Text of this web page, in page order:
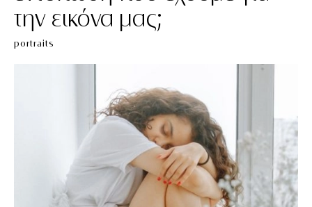
την εικόνα μας;
portraits